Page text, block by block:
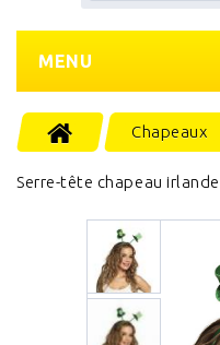
MENU
Chapeaux
Serre-tête chapeau irlande